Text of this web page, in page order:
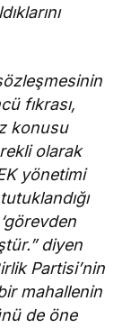
fıkrası,
konusu
olarak
yönetimi
diyen
Partisi’nin
mahallenin
de öne